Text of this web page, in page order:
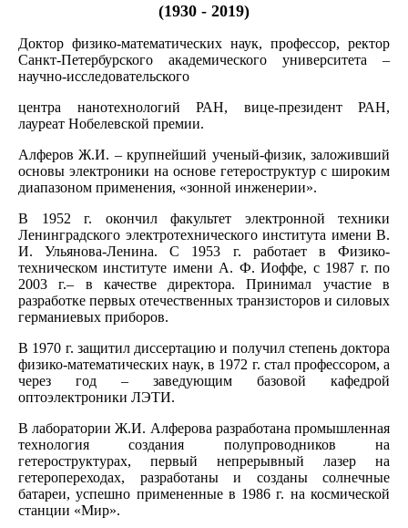
(1930 - 2019)
Доктор физико-математических наук, профессор, ректор
Санкт-Петербурского академического университета –
научно-исследовательского
центра нанотехнологий РАН, вице-президент РАН,
лауреат Нобелевской премии.
Алферов Ж.И. – крупнейший ученый-физик, заложивший
основы электроники на основе гетероструктур с широким
диапазоном применения, «зонной инженерии».
В 1952 г. окончил факультет электронной техники
Ленинградского электротехнического института имени В.
И. Ульянова-Ленина. С 1953 г. работает в Физико-
техническом институте имени А. Ф. Иоффе, с 1987 г. по
2003 г.– в качестве директора. Принимал участие в
разработке первых отечественных транзисторов и силовых
германиевых приборов.
В 1970 г. защитил диссертацию и получил степень доктора
физико-математических наук, в 1972 г. стал профессором, а
через год – заведующим базовой кафедрой
оптоэлектроники ЛЭТИ.
В лаборатории Ж.И. Алферова разработана промышленная
технология создания полупроводников на
гетероструктурах, первый непрерывный лазер на
гетеропереходах, разработаны и созданы солнечные
батареи, успешно примененные в 1986 г. на космической
станции «Мир».